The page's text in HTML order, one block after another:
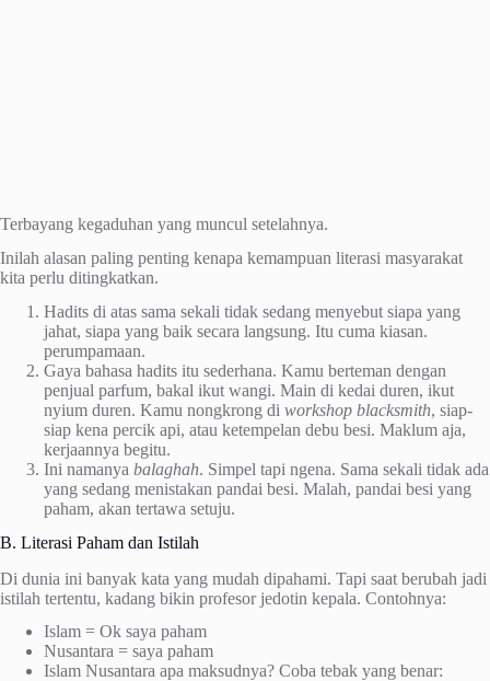
Terbayang kegaduhan yang muncul setelahnya.
Inilah alasan paling penting kenapa kemampuan literasi masyarakat
kita perlu ditingkatkan.
Hadits di atas sama sekali tidak sedang menyebut siapa yang
jahat, siapa yang baik secara langsung. Itu cuma kiasan.
perumpamaan.
Gaya bahasa hadits itu sederhana. Kamu berteman dengan
penjual parfum, bakal ikut wangi. Main di kedai duren, ikut
nyium duren. Kamu nongkrong di workshop blacksmith, siap-
siap kena percik api, atau ketempelan debu besi. Maklum aja,
kerjaannya begitu.
Ini namanya balaghah. Simpel tapi ngena. Sama sekali tidak ada
yang sedang menistakan pandai besi. Malah, pandai besi yang
paham, akan tertawa setuju.
B. Literasi Paham dan Istilah
Di dunia ini banyak kata yang mudah dipahami. Tapi saat berubah jadi
istilah tertentu, kadang bikin profesor jedotin kepala. Contohnya:
Islam = Ok saya paham
Nusantara = saya paham
Islam Nusantara apa maksudnya? Coba tebak yang benar: